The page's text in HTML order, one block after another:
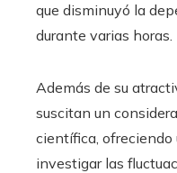
que disminuyó la
durante varias horas.
Además de su
suscitan un
científica,
investigar las